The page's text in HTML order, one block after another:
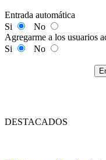
Entrada automática
Si
No
Agregarme a los usuarios
Si
No
DESTACADOS